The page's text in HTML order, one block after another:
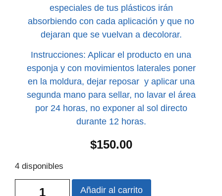
especiales de tus plásticos irán
absorbiendo con cada aplicación y que no
dejaran que se vuelvan a decolorar.
Instrucciones: Aplicar el producto en una
esponja y con movimientos laterales poner
en la moldura, dejar reposar y aplicar una
segunda mano para sellar, no lavar el área
por 24 horas, no exponer al sol directo
durante 12 horas.
$150.00
4 disponibles
Añadir al carrito